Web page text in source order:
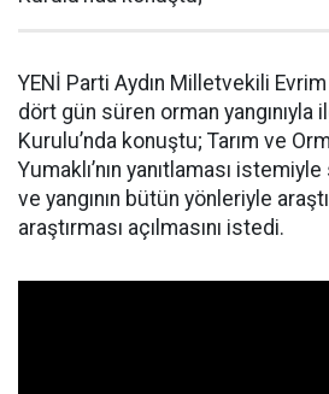
YENİ Parti Aydın Milletvekili Evrim
dört gün süren orman yangınıyla
Kurulu’nda konuştu; Tarım ve
Yumaklı’nın yanıtlaması
ve yangının bütün yönleriyle
araştırması açılmasını istedi.